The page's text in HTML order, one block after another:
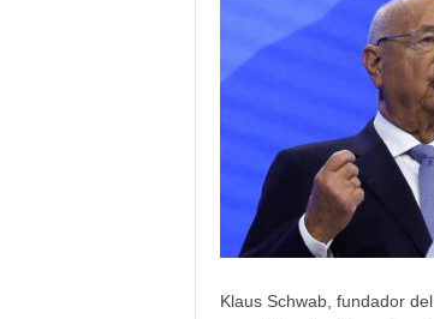
Klaus Schwab, fundador